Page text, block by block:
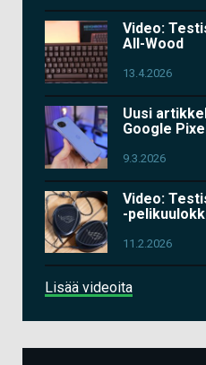
Video:
All-Wood
13.4.2026
Uusi
Google
9.3.2026
Video:
-
11.2.2026
Lisää videoita